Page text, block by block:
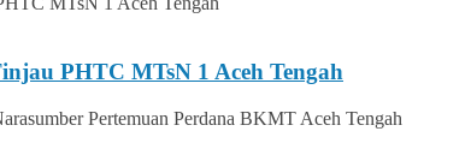
PHTC MTsN 1 Aceh Tengah